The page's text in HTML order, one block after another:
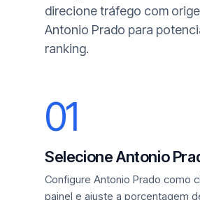
direcione tráfego com
Antonio Prado para
ranking.
01
Selecione Antonio
Configure Antonio Prado como
painel e ajuste a porcentagem